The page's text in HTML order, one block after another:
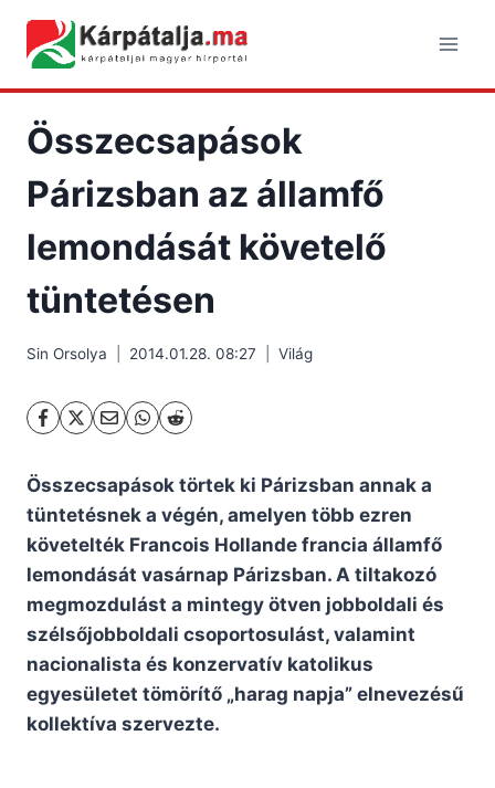
content
Összecsapások
Párizsban az államfő
lemondását követelő
tüntetésen
Sin Orsolya 2014.01.28. 08:27 Világ
Összecsapások törtek ki Párizsban annak a
tüntetésnek a végén, amelyen több ezren
követelték Francois Hollande francia államfő
lemondását vasárnap Párizsban. A tiltakozó
megmozdulást a mintegy ötven jobboldali és
szélsőjobboldali csoportosulást, valamint
nacionalista és konzervatív katolikus
egyesületet tömörítő „harag napja” elnevezésű
kollektíva szervezte.